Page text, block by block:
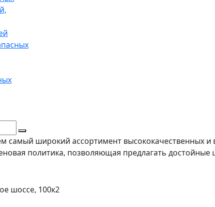
самый широкий ассортимент высококачественных
политика, позволяющая предлагать
шоссе, 100к2